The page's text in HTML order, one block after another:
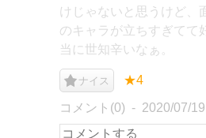
けじゃないと思うけど、
のキャラが立ちすぎてて
当に世知辛いなぁ。
ナイス ★4
コメント(0) 2020/07/19